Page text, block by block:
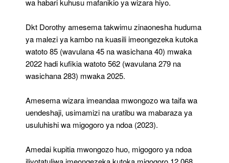
wa habari kuhusu mafanikio ya wizara hiyo.
Dkt Dorothy amesema takwimu zinaonesha huduma
ya malezi ya kambo na kuasili imeongezeka kutoka
watoto 85 (wavulana 45 na wasichana 40) mwaka
2022 hadi kufikia watoto 562 (wavulana 279 na
wasichana 283) mwaka 2025.
Amesema wizara imeandaa mwongozo wa taifa wa
uendeshaji, usimamizi na uratibu wa mabaraza ya
usuluhishi wa migogoro ya ndoa (2023).
Amedai kupitia mwongozo huo, migogoro ya ndoa